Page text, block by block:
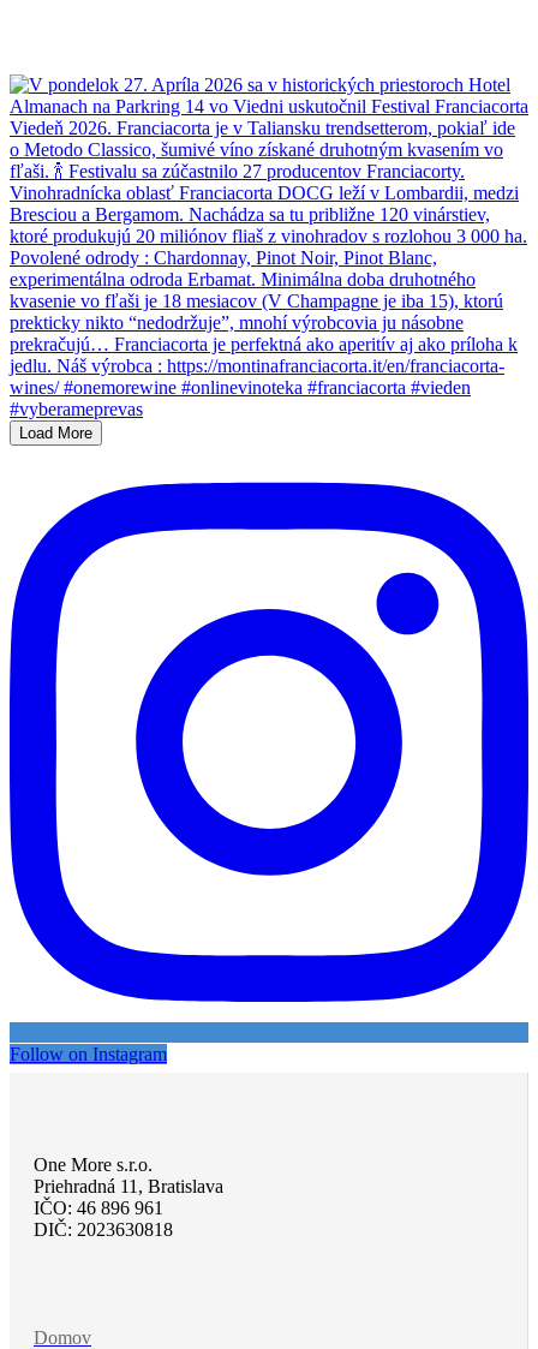
Load More
Follow on Instagram
One More s.r.o.
Priehradná 11, Bratislava
IČO: 46 896 961
DIČ: 2023630818
Domov